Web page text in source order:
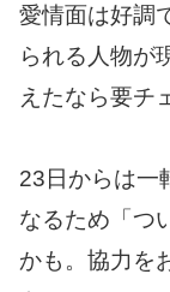
愛情面は好調
られる人物が
えたなら要チ
23日からは一
なるため「つ
かも。協力を